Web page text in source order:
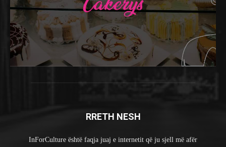
RRETH NESH
InForCulture është faqja juaj e internetit që ju sjell më afër